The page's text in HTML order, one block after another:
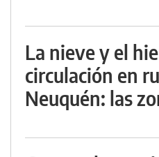
La nieve y el
circulación en
Neuquén: las